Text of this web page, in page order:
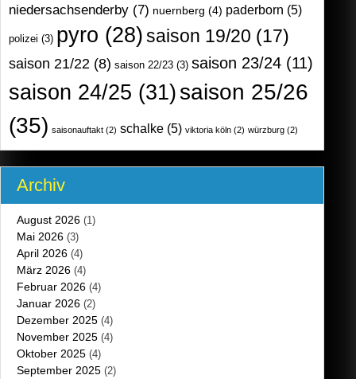
niedersachsenderby (7) nuernberg (4) paderborn (5)
polizei (3) pyro (28)saison 19/20 (17)
saison 21/22 (8) saison 22/23 (3) saison 23/24 (11)
saison 24/25 (31)saison 25/26
(35) saisonauftakt (2) schalke (5) viktoria köln (2) würzburg (2)
Archiv
August 2026 (1)
Mai 2026 (3)
April 2026 (4)
März 2026 (4)
Februar 2026 (4)
Januar 2026 (2)
Dezember 2025 (4)
November 2025 (4)
Oktober 2025 (4)
September 2025 (2)